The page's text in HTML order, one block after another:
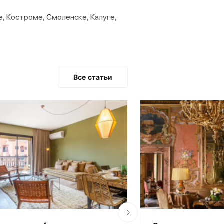
Костроме, Смоленске, Калуге,
новых. Для дальнейшей
участки в центрах регионов
Все статьи